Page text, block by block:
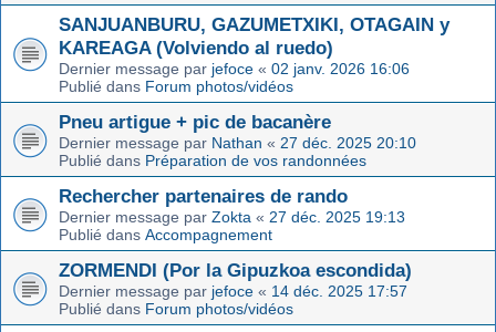
SANJUANBURU, GAZUMETXIKI, OTAGAIN y
KAREAGA (Volviendo al ruedo)
Dernier message par jefoce « 02 janv. 2026 16:06
Publié dans Forum photos/vidéos
Pneu artigue + pic de bacanère
Dernier message par Nathan « 27 déc. 2025 20:10
Publié dans Préparation de vos randonnées
Rechercher partenaires de rando
Dernier message par Zokta « 27 déc. 2025 19:13
Publié dans Accompagnement
ZORMENDI (Por la Gipuzkoa escondida)
Dernier message par jefoce « 14 déc. 2025 17:57
Publié dans Forum photos/vidéos